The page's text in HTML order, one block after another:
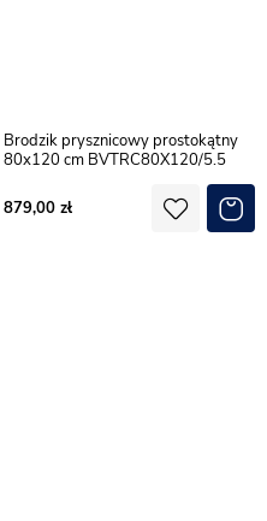
Brodzik prysznicowy prostokątny
80x120 cm BVTRC80X120/5.5
879,00